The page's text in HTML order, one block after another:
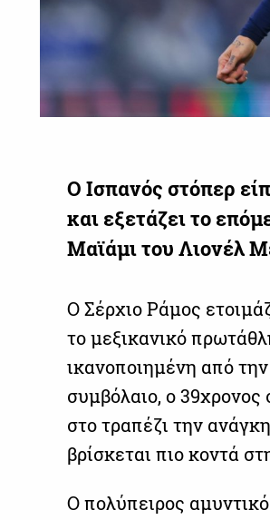
Ο Ισπανός στόπερ
και εξετάζει το
Μαϊάμι του Λιονέλ
Ο Σέρχιο Ράμος
το μεξικανικό
ικανοποιημένη από
συμβόλαιο, ο
στο τραπέζι την
βρίσκεται πιο κοντά
Ο πολύπειρος